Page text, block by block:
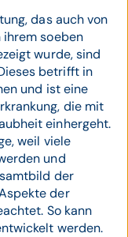
das auch von
soeben
wurde, sind
betrifft in
und ist eine
die mit
einhergeht.
weil viele
und
der
der
So kann
werden.